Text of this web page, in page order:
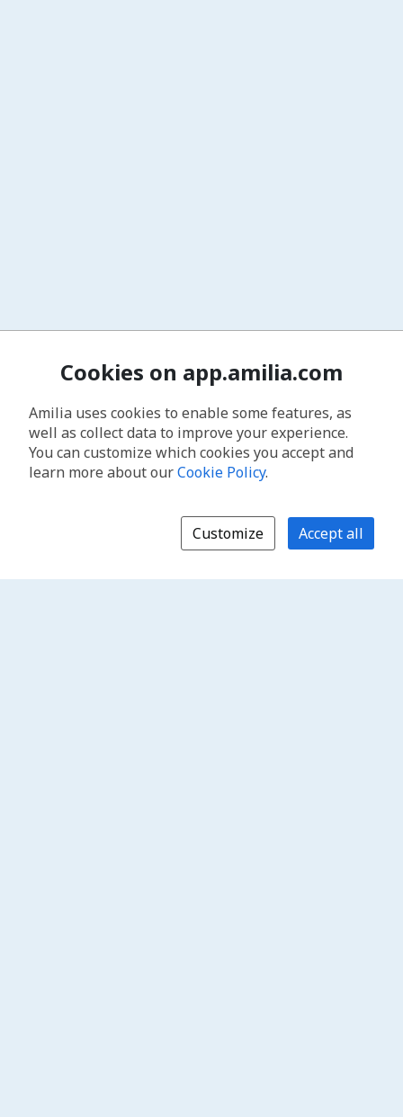
Cookies on app.amilia.com
Amilia uses cookies to enable some features, as
well as collect data to improve your experience.
You can customize which cookies you accept and
learn more about ourCookie Policy.
Customize Accept all